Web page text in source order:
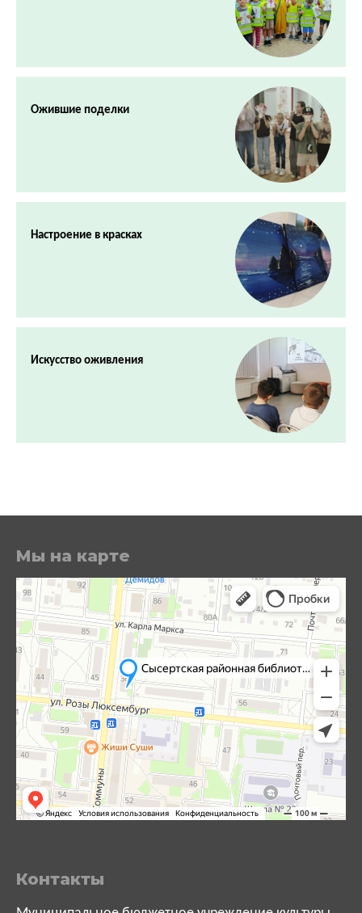
Ожившие поделки
Настроение в красках
Искусство оживления
Мы на карте
Контакты